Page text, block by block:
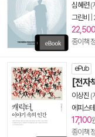
심혜련(
그린비
22,500
종이책
ePub
[전자
이상진 (
에피스
17,100
종이책